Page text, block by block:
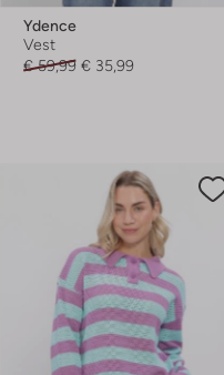
Ydence
Vest
€ 59,99 € 35,99